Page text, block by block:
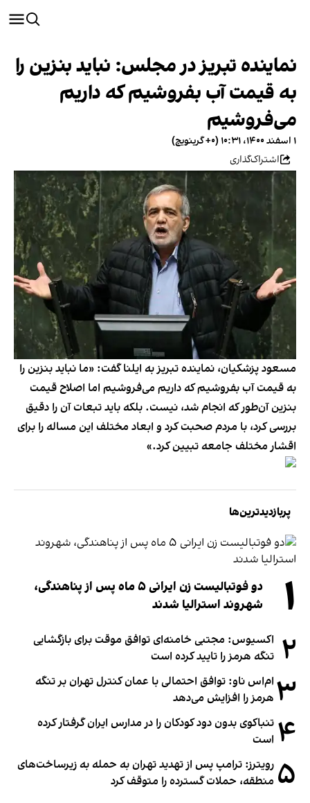
نماینده تبریز در مجلس: نباید بنزین را
به قیمت آب بفروشیم که داریم
می‌فروشیم
۱ اسفند ۱۴۰۰، ۱۰:۳۱ (‎+۰ گرینویچ)
اشتراک‌گذاری
مسعود پزشکیان، نماینده تبریز به ایلنا گفت: «ما نباید بنزین را
به قیمت آب بفروشیم که داریم می‌فروشیم اما اصلاح قیمت
بنزین آن‌طور که انجام شد، نیست. بلکه باید تبعات آن را دقیق
بررسی کرد، با مردم صحبت کرد و ابعاد مختلف این مساله را برای
اقشار مختلف جامعه تبیین کرد.»
پربازدیدترین‌ها
۱
دو فوتبالیست زن ایرانی ۵ ماه پس از پناهندگی،
شهروند استرالیا شدند
۲ اکسیوس: مجتبی خامنه‌ای توافق موقت برای بازگشایی
تنگه هرمز را تایید کرده است
۳ ام‌اس ناو: توافق احتمالی با عمان کنترل تهران بر تنگه
هرمز را افزایش می‌دهد
۴ تنباکوی بدون دود کودکان را در مدارس ایران گرفتار کرده
است
۵ رویترز: ترامپ پس از تهدید تهران به حمله به زیرساخت‌های
منطقه، حملات گسترده را متوقف کرد